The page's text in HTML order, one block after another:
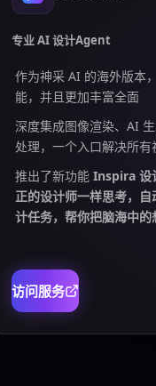
专业 AI 设计Agent
作为神采 AI 的海外版本
能，并且更加丰富全面
深度集成图像渲染、AI
处理，一个入口解决所有
推出了新功能 Inspira 设
正的设计师一样思考，
计任务，帮你把脑海中的
访问服务